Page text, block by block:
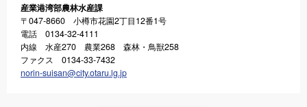
産業港湾部農林水産課
〒047-8660 小樽市花園2丁目12番1号
電話 0134-32-4111
内線 水産270 農業268 森林・鳥獣258
ファクス 0134-33-7432
norin-suisan@city.otaru.lg.jp